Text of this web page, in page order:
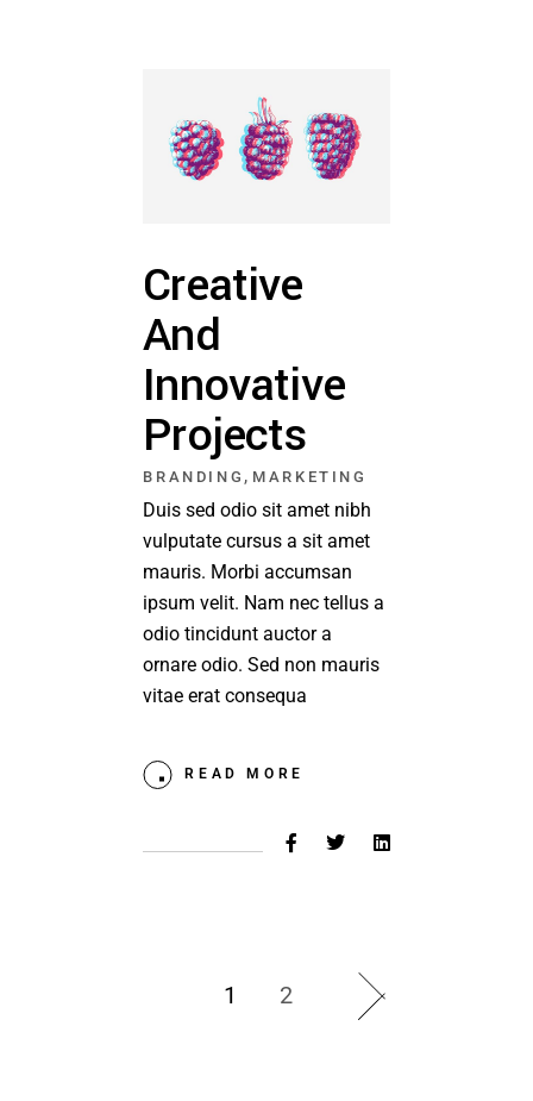
Creative
And
Innovative
Projects
BRANDING , MARKETING
Duis sed odio sit amet nibh
vulputate cursus a sit amet
mauris. Morbi accumsan
ipsum velit. Nam nec tellus a
odio tincidunt auctor a
ornare odio. Sed non mauris
vitae erat consequa
READ MORE
1 2